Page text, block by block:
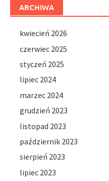
ARCHIWA
kwiecień 2026
czerwiec 2025
styczeń 2025
lipiec 2024
marzec 2024
grudzień 2023
listopad 2023
październik 2023
sierpień 2023
lipiec 2023